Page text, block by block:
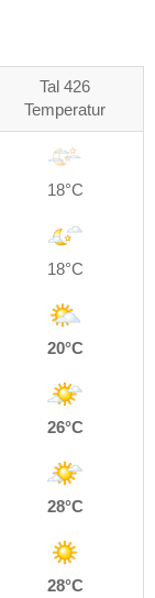
Tal 426
Temperatur
18°C
18°C
20°C
26°C
28°C
28°C